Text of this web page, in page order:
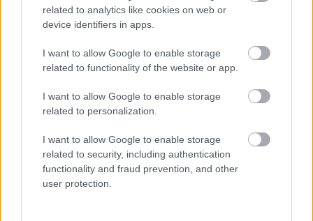
related to analytics like cookies on web or
device identifiers in apps.
I want to allow Google to enable storage
related to functionality of the website or app.
I want to allow Google to enable storage
related to personalization.
I want to allow Google to enable storage
related to security, including authentication
functionality and fraud prevention, and other
user protection.
Magyarország rejtett gyöngyszemei
Mik alakítják a gondolkodásod? Avagy a kognitív
torzítások